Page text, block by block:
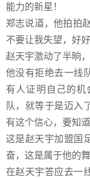
能力的新星！
郑志说道，他拍拍
不要让我失望，好
赵天宇激动了半晌
他没有拒绝去一线
有人证明自己的
队，就等于是迈入
有这个信心，要知
这是赵天宇加盟国
奋，这是属于他的舞
在赵天宇答应去一